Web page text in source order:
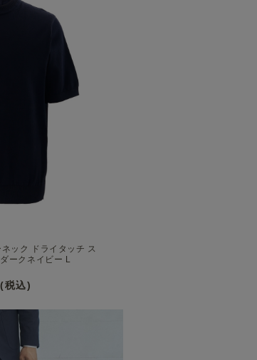
ック ドライタッチ ス
ークネイビー L
税込)